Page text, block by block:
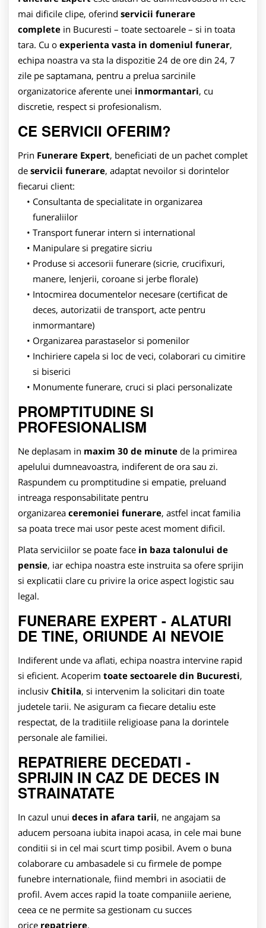
mai dificile clipe, oferind servicii funerare
complete in Bucuresti – toate sectoarele – si in toata
tara. Cu o experienta vasta in domeniul funerar,
echipa noastra va sta la dispozitie 24 de ore din 24, 7
zile pe saptamana, pentru a prelua sarcinile
organizatorice aferente unei inmormantari, cu
discretie, respect si profesionalism.
CE SERVICII OFERIM?
Prin Funerare Expert, beneficiati de un pachet complet
de servicii funerare, adaptat nevoilor si dorintelor
fiecarui client:
Consultanta de specialitate in organizarea
funeraliilor
Transport funerar intern si international
Manipulare si pregatire sicriu
Produse si accesorii funerare (sicrie, crucifixuri,
manere, lenjerii, coroane si jerbe florale)
Intocmirea documentelor necesare (certificat de
deces, autorizatii de transport, acte pentru
inmormantare)
Organizarea parastaselor si pomenilor
Inchiriere capela si loc de veci, colaborari cu cimitire
si biserici
Monumente funerare, cruci si placi personalizate
PROMPTITUDINE SI
PROFESIONALISM
Ne deplasam in maxim 30 de minute de la primirea
apelului dumneavoastra, indiferent de ora sau zi.
Raspundem cu promptitudine si empatie, preluand
intreaga responsabilitate pentru
organizarea ceremoniei funerare, astfel incat familia
sa poata trece mai usor peste acest moment dificil.
Plata serviciilor se poate face in baza talonului de
pensie, iar echipa noastra este instruita sa ofere sprijin
si explicatii clare cu privire la orice aspect logistic sau
legal.
FUNERARE EXPERT - ALATURI
DE TINE, ORIUNDE AI NEVOIE
Indiferent unde va aflati, echipa noastra intervine rapid
si eficient. Acoperim toate sectoarele din Bucuresti,
inclusiv Chitila, si intervenim la solicitari din toate
judetele tarii. Ne asiguram ca fiecare detaliu este
respectat, de la traditiile religioase pana la dorintele
personale ale familiei.
REPATRIERE DECEDATI -
SPRIJIN IN CAZ DE DECES IN
STRAINATATE
In cazul unui deces in afara tarii, ne angajam sa
aducem persoana iubita inapoi acasa, in cele mai bune
conditii si in cel mai scurt timp posibil. Avem o buna
colaborare cu ambasadele si cu firmele de pompe
funebre internationale, fiind membri in asociatii de
profil. Avem acces rapid la toate companiile aeriene,
ceea ce ne permite sa gestionam cu succes
orice repatriere.